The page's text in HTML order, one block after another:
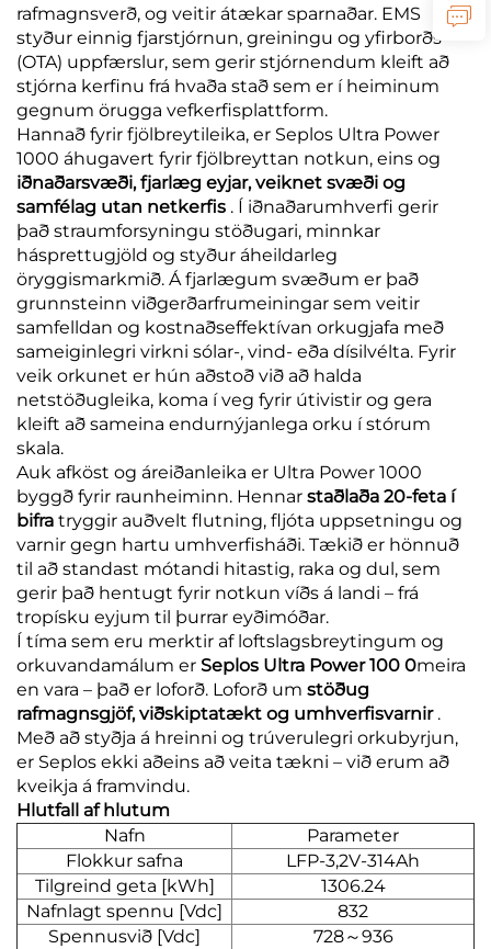
rafmagnsverð, og veitir átækar sparnaðar. EMS
styður einnig fjarstjórnun, greiningu og yfirborðs
(OTA) uppfærslur, sem gerir stjórnendum kleift að
stjórna kerfinu frá hvaða stað sem er í heiminum
gegnum örugga vefkerfisplattform.
Hannað fyrir fjölbreytileika, er Seplos Ultra Power
1000 áhugavert fyrir fjölbreyttan notkun, eins og
iðnaðarsvæði, fjarlæg eyjar, veiknet svæði og
samfélag utan netkerfis . Í iðnaðarumhverfi gerir
það straumforsyningu stöðugari, minnkar
hásprettugjöld og styður áheildarleg
öryggismarkmið. Á fjarlægum svæðum er það
grunnsteinn viðgerðarfrumeiningar sem veitir
samfelldan og kostnaðseffektívan orkugjafa með
sameiginlegri virkni sólar-, vind- eða dísilvélta. Fyrir
veik orkunet er hún aðstoð við að halda
netstöðugleika, koma í veg fyrir útivistir og gera
kleift að sameina endurnýjanlega orku í stórum
skala.
Auk afköst og áreiðanleika er Ultra Power 1000
byggð fyrir raunheiminn. Hennar staðlaða 20-feta í
bifra tryggir auðvelt flutning, fljóta uppsetningu og
varnir gegn hartu umhverfisháði. Tækið er hönnuð
til að standast mótandi hitastig, raka og dul, sem
gerir það hentugt fyrir notkun víðs á landi – frá
tropísku eyjum til þurrar eyðimóðar.
Í tíma sem eru merktir af loftslagsbreytingum og
orkuvandamálum er Seplos Ultra Power 100 0meira
en vara – það er loforð. Loforð um stöðug
rafmagnsgjöf, viðskiptatækt og umhverfisvarnir .
Með að styðja á hreinni og trúverulegri orkubyrjun,
er Seplos ekki aðeins að veita tækni – við erum að
kveikja á framvindu.
Hlutfall af hlutum
Nafn
Parameter
Flokkur safna
LFP-3,2V-314Ah
Tilgreind geta [kWh]
1306.24
Nafnlagt spennu [Vdc]
832
Spennusvið [Vdc]
728～936